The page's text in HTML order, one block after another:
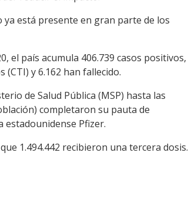
está presente en gran parte de los
el país acumula 406.739 casos positivos,
y 6.162 han fallecido.
de Salud Pública (MSP) hasta las
completaron su pauta de
estadounidense Pfizer.
1.494.442 recibieron una tercera dosis.